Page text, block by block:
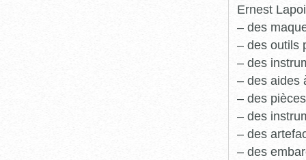
Ernest
– des
– des outils
– des
– des aides
– des
– des
– des
– des